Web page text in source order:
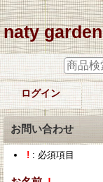
naty garden
ログイン
お問い合わせ
! : 必須項目